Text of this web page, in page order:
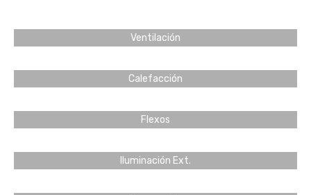
Ventilación
Calefacción
Flexos
Iluminación Ext.